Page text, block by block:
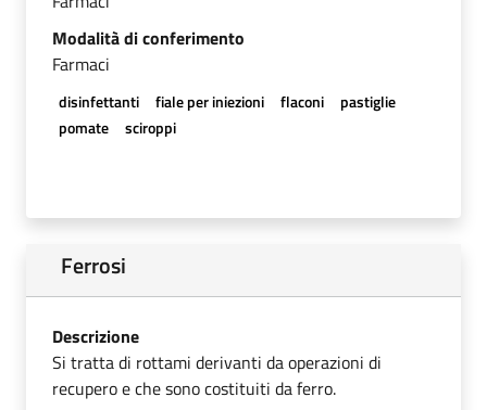
Modalità di conferimento
Farmaci
disinfettanti fiale per iniezioni flaconi
pastiglie
pomate
sciroppi
Ferrosi
Descrizione
Si tratta di rottami derivanti da operazioni di
recupero e che sono costituiti da ferro.